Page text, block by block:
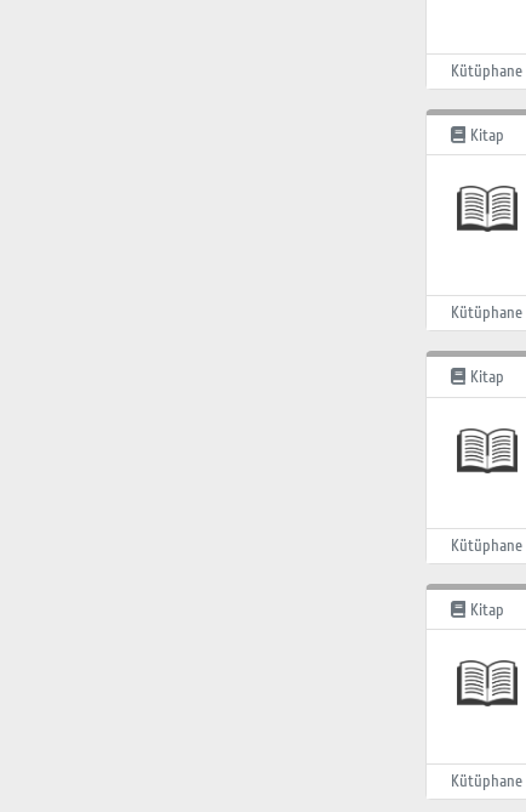
Kütüphane
Kitap
Kütüphane
Kitap
Kütüphane
Kitap
Kütüphane